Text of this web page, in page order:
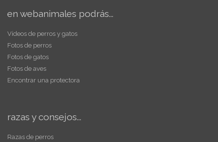
en webanimales podrás...
Vídeos de perros y gatos
Fotos de perros
Fotos de gatos
Fotos de aves
Encontrar una protectora
razas y consejos...
Razas de perros